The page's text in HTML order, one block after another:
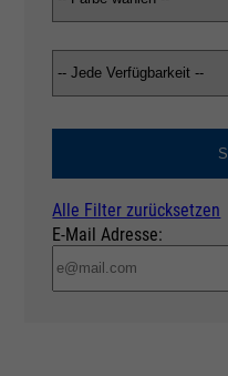
Alle Filter zurücksetzen
E-Mail Adresse: